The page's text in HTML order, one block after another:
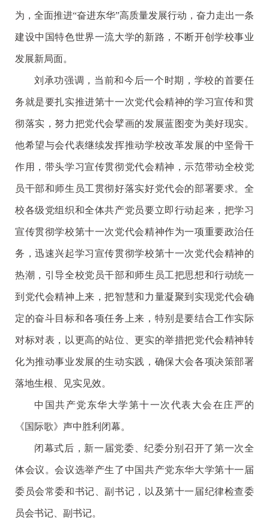
为，全面推进“奋进东华”高质量发展行动，奋力走出一条
建设中国特色世界一流大学的新路，不断开创学校事业
发展新局面。
刘承功强调，当前和今后一个时期，学校的首要任
务就是要扎实推进第十一次党代会精神的学习宣传和贯
彻落实，努力把党代会擘画的发展蓝图变为美好现实。
他希望与会代表继续发挥推动学校改革发展的中坚骨干
作用，带头学习宣传贯彻党代会精神，示范带动全校党
员干部和师生员工贯彻好落实好党代会的部署要求。全
校各级党组织和全体共产党员要立即行动起来，把学习
宣传贯彻学校第十一次党代会精神作为一项重要政治任
务，迅速兴起学习宣传贯彻学校第十一次党代会精神的
热潮，引导全校党员干部和师生员工把思想和行动统一
到党代会精神上来，把智慧和力量凝聚到实现党代会确
定的奋斗目标和各项任务上来，特别是要结合工作实际
对标对表，以更高的站位、更实的举措把党代会精神转
化为推动事业发展的生动实践，确保大会各项决策部署
落地生根、见实见效。
中国共产党东华大学第十一次代表大会在庄严的
《国际歌》声中胜利闭幕。
闭幕式后，新一届党委、纪委分别召开了第一次全
体会议。会议选举产生了中国共产党东华大学第十一届
委员会常委和书记、副书记，以及第十一届纪律检查委
员会书记、副书记。